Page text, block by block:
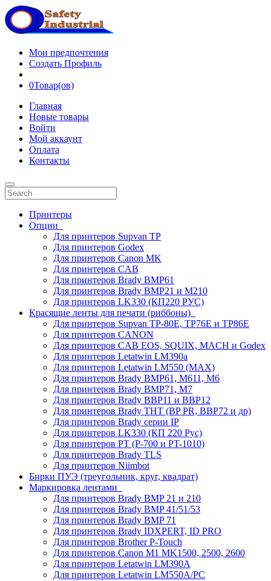
Мои предпочтения
Создать Профиль
0Товар(ов)
Главная
Новые товары
Войти
Мой аккаунт
Оплата
Контакты
Принтеры
Опции
Для принтеров Supvan TP
Для принтеров Godex
Для принтеров Canon MK
Для принтеров CAB
Для принтеров Brady BMP61
Для принтеров Brady BMP21 и M210
Для принтеров LK330 (КП220 РУС)
Красящие ленты для печати (риббоны)
Для принтеров Supvan TP-80E, TP76E и TP86E
Для принтеров CANON
Для принтеров CAB EOS, SQUIX, MACH и Godex
Для принтеров Letatwin LM390a
Для принтеров Letatwin LM550 (MAX)
Для принтеров Brady BMP61, M611, M6
Для принтеров Brady BMP71, M7
Для принтеров Brady BBP11 и BBP12
Для принтеров Brady THT (BP PR, BBP72 и др)
Для принтеров Brady серии IP
Для принтеров LK330 (КП 220 Рус)
Для принтеров PT (P-700 и PT-1010)
Для принтеров Brady TLS
Для принтеров Niimbot
Бирки ПУЭ (треугольник, круг, квадрат)
Маркировка лентами
Для принтеров Brady BMP 21 и 210
Для принтеров Brady BMP 41/51/53
Для принтеров Brady BMP 71
Для принтеров Brady IDXPERT, ID PRO
Для принтеров Brother P-Touch
Для принтеров Canon M1 MK1500, 2500, 2600
Для принтеров Letatwin LM390A
Для принтеров Letatwin LM550A/PC